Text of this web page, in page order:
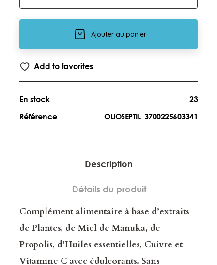
Ajouter au panier
Add to favorites
En stock
23
Référence
OLIOSEPTIL_3700225603341
Description
Détails du produit
Complément alimentaire à base d’extraits
de Plantes, de Miel de Manuka, de
Propolis, d’Huiles essentielles, Cuivre et
Vitamine C avec édulcorants. Sans